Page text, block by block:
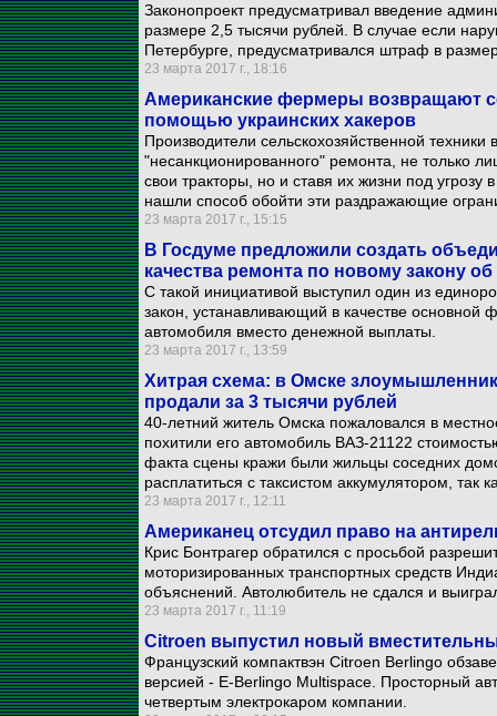
Законопроект предусматривал введение
размере 2,5 тысячи рублей. В случае если
Петербурге, предусматривался штраф в
23 марта 2017 г., 18:16
Американские фермеры возвращают
помощью украинских хакеров
Производители сельскохозяйственной
"несанкционированного" ремонта, не только
свои тракторы, но и ставя их жизни под
нашли способ обойти эти раздражающие
23 марта 2017 г., 15:15
В Госдуме предложили создать
качества ремонта по новому закону
С такой инициативой выступил один из
закон, устанавливающий в качестве
автомобиля вместо денежной выплаты.
23 марта 2017 г., 13:59
Хитрая схема: в Омске
продали за 3 тысячи рублей
40-летний житель Омска пожаловался в
похитили его автомобиль ВАЗ-21122
факта сцены кражи были жильцы соседних
расплатиться с таксистом аккумулятором, так
23 марта 2017 г., 12:11
Американец отсудил право на
Крис Бонтрагер обратился с просьбой
моторизированных транспортных средств
объяснений. Автолюбитель не сдался и
23 марта 2017 г., 11:19
Citroen выпустил новый
Французский компактвэн Citroen Berlingo
версией - E-Berlingo Multispaсe. Просторный
четвертым электрокаром компании.